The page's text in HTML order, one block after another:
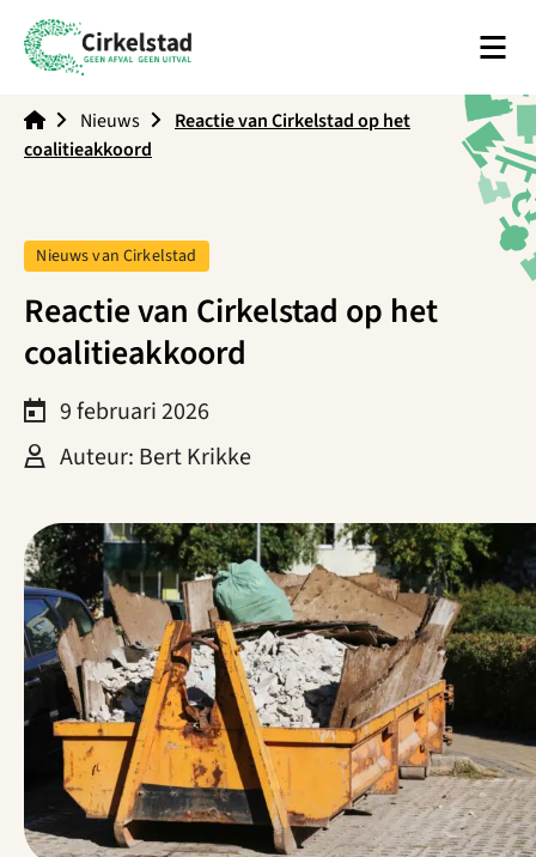
Menu
Nieuws
Reactie van Cirkelstad op het
coalitieakkoord
Reactie van Cirkelstad op het
coalitieakkoord
Tag:
Nieuws van Cirkelstad
9 februari 2026
Auteur: Bert Krikke